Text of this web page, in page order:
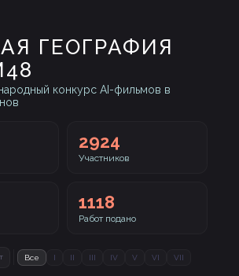
ГЕОГРАФИЯ
конкурс AI-фильмов в
2924
Участников
1118
Работ подано
Все I II III IV V VI VII